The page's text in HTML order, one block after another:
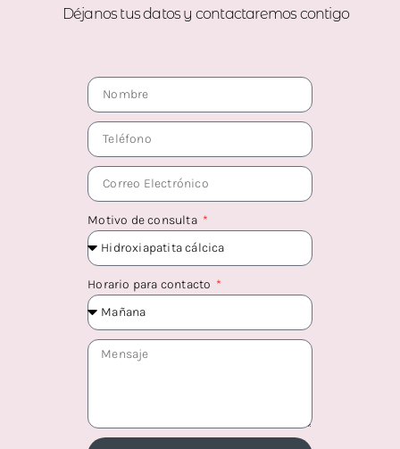
Déjanos tus datos y contactaremos contigo
Motivo de consulta
Horario para contacto